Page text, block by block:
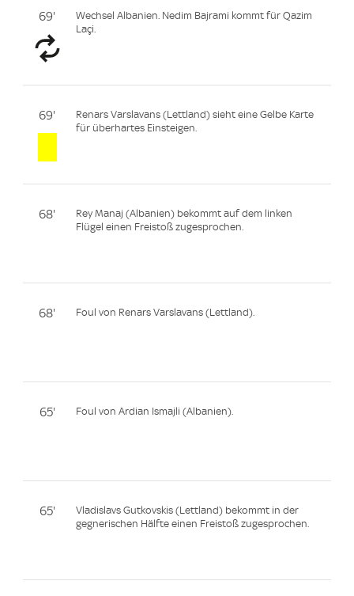
69'
Wechsel Albanien. Nedim Bajrami kommt für Qazim
Laçi.
69'
Renars Varslavans (Lettland) sieht eine Gelbe Karte
für überhartes Einsteigen.
68'
Rey Manaj (Albanien) bekommt auf dem linken
Flügel einen Freistoß zugesprochen.
68' Foul von Renars Varslavans (Lettland).
65' Foul von Ardian Ismajli (Albanien).
65'
Vladislavs Gutkovskis (Lettland) bekommt in der
gegnerischen Hälfte einen Freistoß zugesprochen.